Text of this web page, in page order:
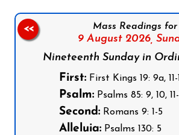
Mass Readings for
9 August 2026,
Nineteenth Sunday in
First: First Kings 19: 9a, 11-
Psalm: Psalms 85: 9, 10, 11-
Second: Romans 9: 1-5
Alleluia: Psalms 130: 5
<<